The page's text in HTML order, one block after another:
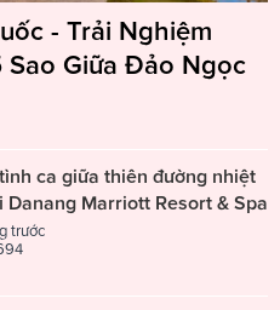
- Trải Nghiệm
Sao Giữa Đảo Ngọc
ca giữa thiên đường nhiệt
Danang Marriott Resort & Spa
trước